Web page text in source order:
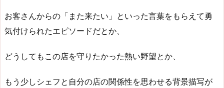
お客さんからの「また来たい」といった言葉をもらえて勇
気付けられたエピソードだとか、
どうしてもこの店を守りたかった熱い野望とか、
もう少しシェフと自分の店の関係性を思わせる背景描写が